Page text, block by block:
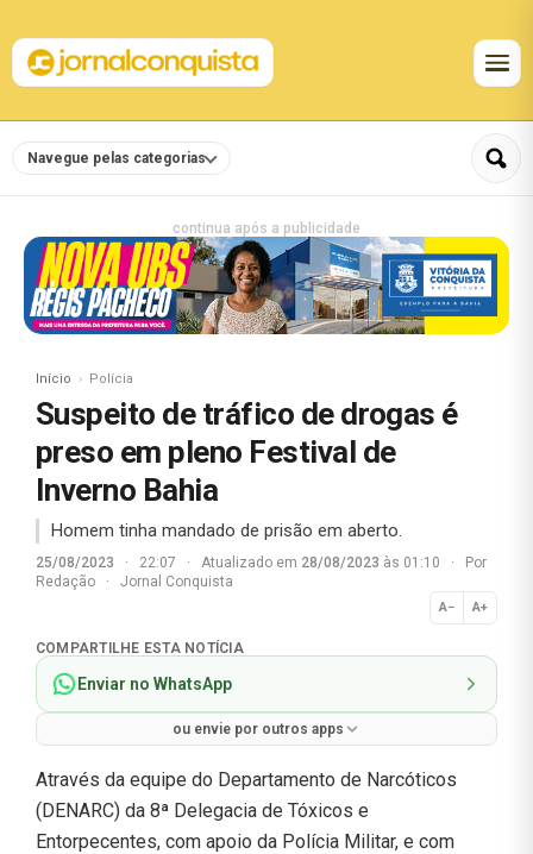
Navegue pelas categorias
continua após a publicidade
Início Polícia
Suspeito de tráfico de drogas é
preso em pleno Festival de
Inverno Bahia
Homem tinha mandado de prisão em aberto.
25/08/2023 · 22:07 · Atualizado em 28/08/2023 às 01:10 ·
Por
Redação
· Jornal Conquista
A− A+
Normal
COMPARTILHE ESTA NOTÍCIA
Enviar no WhatsApp
ou envie por outros apps
Através da equipe do Departamento de Narcóticos
(DENARC) da 8ª Delegacia de Tóxicos e
Entorpecentes, com apoio da Polícia Militar, e com